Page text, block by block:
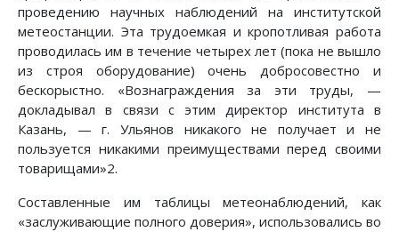
проведению научных наблюдений на институтской
метеостанции. Эта трудоемкая и кропотливая работа
проводилась им в течение четырех лет (пока не вышло
из строя оборудование) очень добросовестно и
бескорыстно. «Вознаграждения за эти труды, —
докладывал в связи с этим директор института в
Казань, — г. Ульянов никакого не получает и не
пользуется никакими преимуществами перед своими
товарищами»2.
Составленные им таблицы метеонаблюдений, как
«заслуживающие полного доверия», использовались во